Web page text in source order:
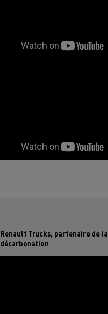
Renault Trucks, partenaire de la
décarbonation